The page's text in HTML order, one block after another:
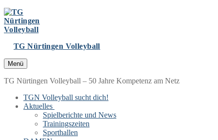
TG Nürtingen Volleyball
Menü
TG Nürtingen Volleyball – 50 Jahre Kompetenz am Netz
TGN Volleyball sucht dich!
Aktuelles
Spielberichte und News
Trainingszeiten
Sporthallen